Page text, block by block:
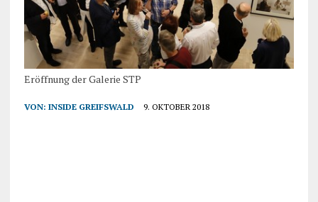
Eröffnung der Galerie STP
VON: INSIDE GREIFSWALD 9. OKTOBER 2018